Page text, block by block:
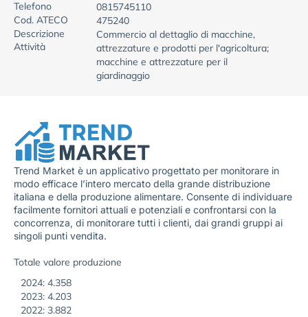
Telefono
0815745110
Cod. ATECO
475240
Descrizione
Attività
Commercio al dettaglio di macchine,
attrezzature e prodotti per l'agricoltura;
macchine e attrezzature per il
giardinaggio
Trend Market è un applicativo progettato per monitorare in
modo efficace l’intero mercato della grande distribuzione
italiana e della produzione alimentare. Consente di individuare
facilmente fornitori attuali e potenziali e confrontarsi con la
concorrenza, di monitorare tutti i clienti, dai grandi gruppi ai
singoli punti vendita.
Totale valore produzione
2024: 4.358
2023: 4.203
2022: 3.882